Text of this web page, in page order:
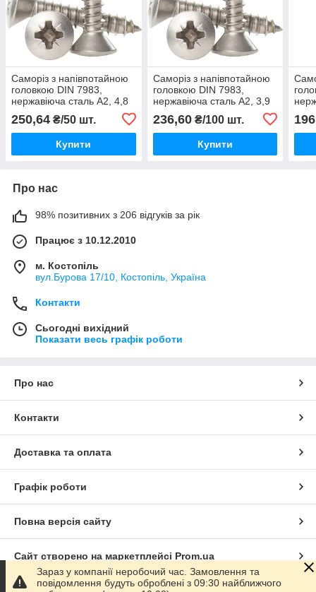
Саморіз з напівпотайною
головкою DIN 7983,
нержавіюча сталь А2, 4,8
250,64 ₴/50 шт.
Купити
Саморіз з напівпотайною
головкою DIN 7983,
нержавіюча сталь А2, 3,9
236,60₴/100 шт.
Купити
Про нас
98% позитивних з 206 відгуків за рік
Працює з 10.12.2010
м. Костопіль
вул.Бурова 17/10, Костопіль, Україна
Контакти
Сьогодні вихідний
Показати весь графік роботи
Про нас
Контакти
Доставка та оплата
Графік роботи
Повна версія сайту
Сайт створено на маркетплейсі Prom.ua
Зараз у компанії неробочий час. Замовлення та
повідомлення будуть оброблені з 09:30 найближчого